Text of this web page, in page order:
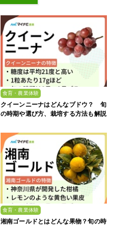
食育・農業体験
クイーンニーナはどんなブドウ？ 旬
の時期や選び方、栽培する方法も解説
食育・農業体験
湘南ゴールドとはどんな果物？旬の時